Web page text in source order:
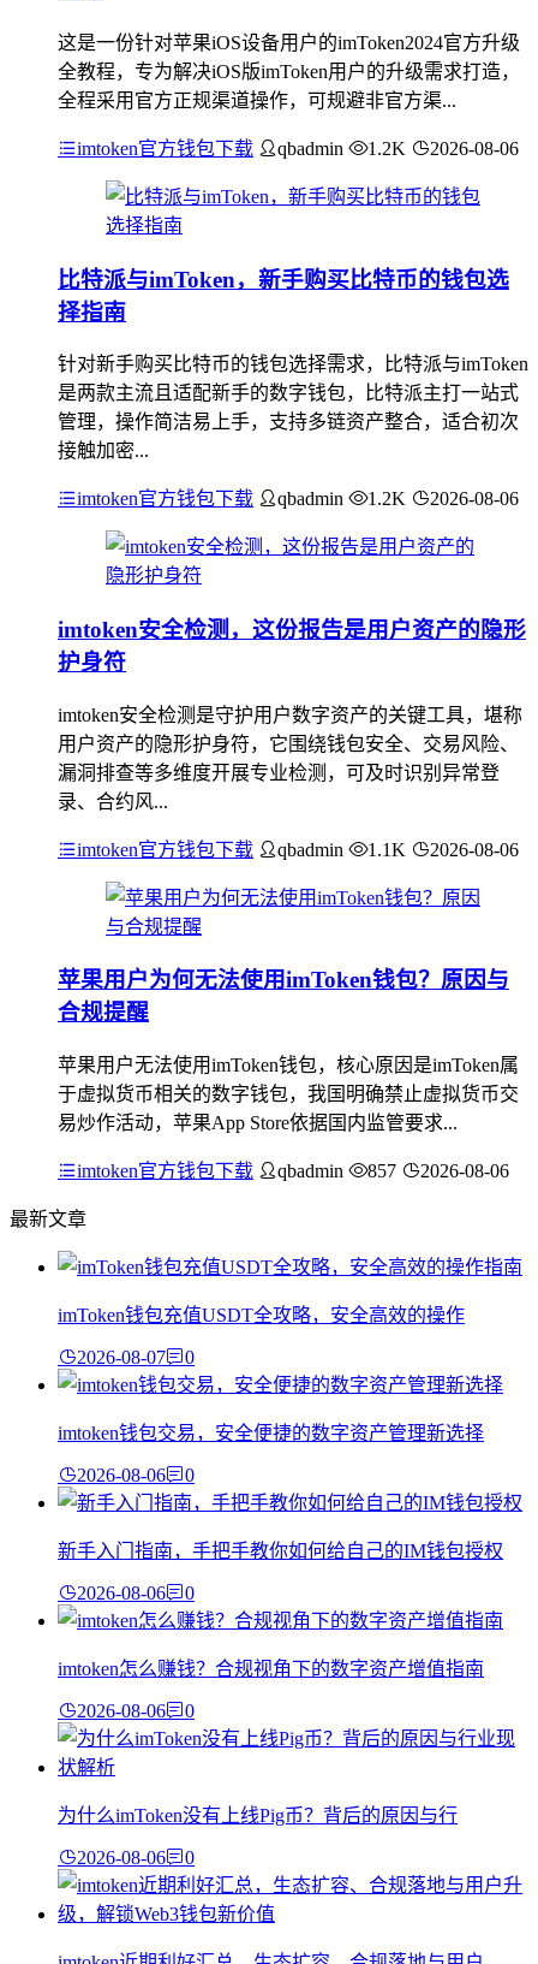
这是一份针对苹果iOS设备用户的imToken2024官方升级
全教程，专为解决iOS版imToken用户的升级需求打造，
全程采用官方正规渠道操作，可规避非官方渠...
imtoken官方钱包下载 qbadmin 1.2K 2026-08-06
比特派与imToken，新手购买比特币的钱包选
择指南
针对新手购买比特币的钱包选择需求，比特派与imToken
是两款主流且适配新手的数字钱包，比特派主打一站式
管理，操作简洁易上手，支持多链资产整合，适合初次
接触加密...
imtoken官方钱包下载 qbadmin 1.2K 2026-08-06
imtoken安全检测，这份报告是用户资产的隐形
护身符
imtoken安全检测是守护用户数字资产的关键工具，堪称
用户资产的隐形护身符，它围绕钱包安全、交易风险、
漏洞排查等多维度开展专业检测，可及时识别异常登
录、合约风...
imtoken官方钱包下载 qbadmin 1.1K 2026-08-06
苹果用户为何无法使用imToken钱包？原因与
合规提醒
苹果用户无法使用imToken钱包，核心原因是imToken属
于虚拟货币相关的数字钱包，我国明确禁止虚拟货币交
易炒作活动，苹果App Store依据国内监管要求...
imtoken官方钱包下载 qbadmin 857 2026-08-06
最新文章
imToken钱包充值USDT全攻略，安全高效的操作
2026-08-07 0
imtoken钱包交易，安全便捷的数字资产管理新选择
2026-08-06 0
新手入门指南，手把手教你如何给自己的IM钱包授权
2026-08-06 0
imtoken怎么赚钱？合规视角下的数字资产增值指南
2026-08-06 0
为什么imToken没有上线Pig币？背后的原因与行
2026-08-06 0